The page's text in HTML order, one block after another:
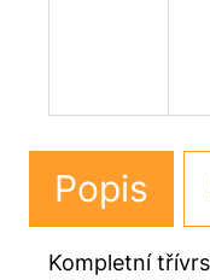
Popis
Kompletní